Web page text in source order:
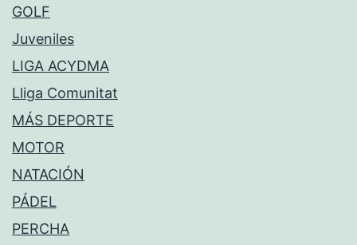
GOLF
Juveniles
LIGA ACYDMA
Lliga Comunitat
MÁS DEPORTE
MOTOR
NATACIÓN
PÁDEL
PERCHA